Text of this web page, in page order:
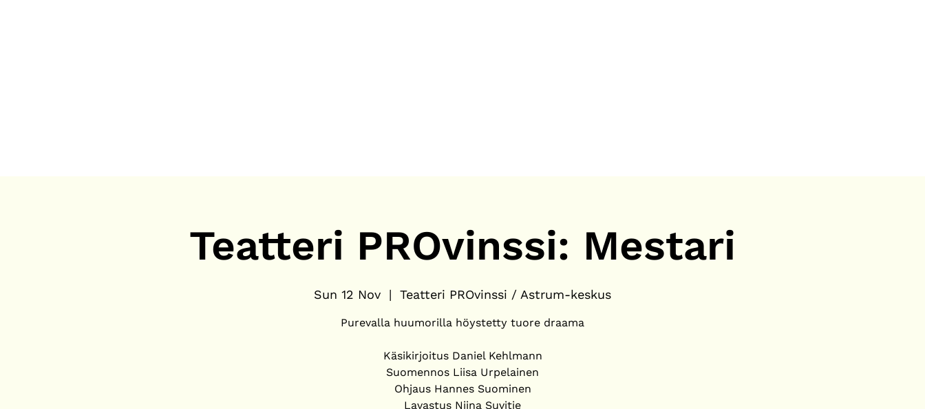
Teatteri PROvinssi: Mestari
Sun 12 Nov
  |
Teatteri PROvinssi / Astrum-keskus
Purevalla huumorilla höystetty tuore draama
Käsikirjoitus Daniel Kehlmann
Suomennos Liisa Urpelainen
Ohjaus Hannes Suominen
Lavastus Niina Suvitie